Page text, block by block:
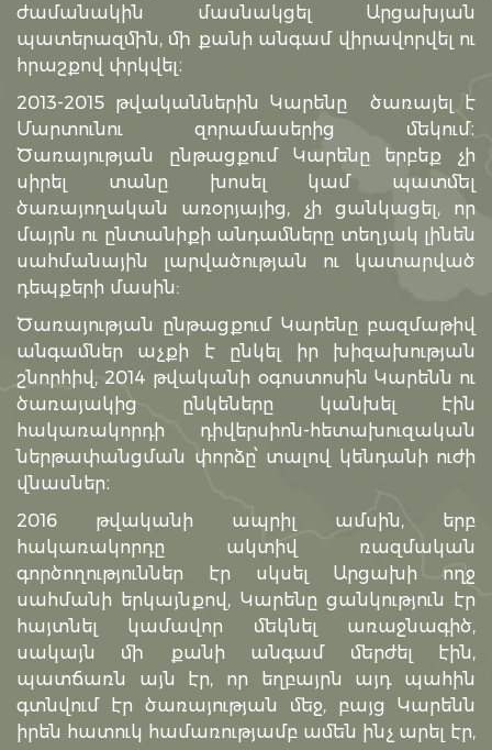
ժամանակին մասնակցել Արցախյան
պատերազմին, մի քանի անգամ վիրավորվել ու
հրաշքով փրկվել։
2013-2015 թվականներին Կարենը ծառայել է
Մարտունու զորամասերից մեկում։
Ծառայության ընթացքում Կարենը երբեք չի
սիրել տանը խոսել կամ պատմել
ծառայողական առօրյայից, չի ցանկացել, որ
մայրն ու ընտանիքի անդամները տեղյակ լինեն
սահմանային լարվածության ու կատարված
դեպքերի մասին:
Ծառայության ընթացքում Կարենը բազմաթիվ
անգամներ աչքի է ընկել իր խիզախության
շնորհիվ, 2014 թվականի օգոստոսին Կարենն ու
ծառայակից ընկեները կանխել էին
հակառակորդի դիվերսիոն-հետախուզական
ներթափանցման փորձը՝ տալով կենդանի ուժի
վնասներ։
2016 թվականի ապրիլ ամսին, երբ
հակառակորդը ակտիվ ռազմական
գործողություններ էր սկսել Արցախի ողջ
սահմանի երկայնքով, Կարենը ցանկություն էր
հայտնել կամավոր մեկնել առաջնագիծ,
սակայն մի քանի անգամ մերժել էին,
պատճառն այն էր, որ եղբայրն այդ պահին
գտնվում էր ծառայության մեջ, բայց Կարենն
իրեն հատուկ համառությամբ ամեն ինչ արել էր,